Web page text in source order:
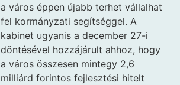
a város éppen újabb terhet vállalhat
fel kormányzati segítséggel. A
kabinet ugyanis a december 27-i
döntésével hozzájárult ahhoz, hogy
a város összesen mintegy 2,6
milliárd forintos fejlesztési hitelt